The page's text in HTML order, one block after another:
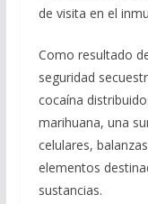
de visita en el
Como resultado
seguridad
cocaína
marihuana, una
celulares,
elementos
sustancias.